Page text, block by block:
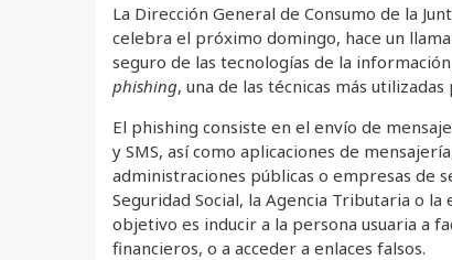
La Dirección General de Consumo de la
celebra el próximo domingo, hace un
seguro de las tecnologías de la
phishing, una de las técnicas más
El phishing consiste en el envío de
y SMS, así como aplicaciones de
administraciones públicas o empresas de
Seguridad Social, la Agencia Tributaria o
objetivo es inducir a la persona usuaria a
financieros, o a acceder a enlaces falsos.